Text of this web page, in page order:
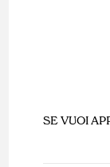
SE VUOI